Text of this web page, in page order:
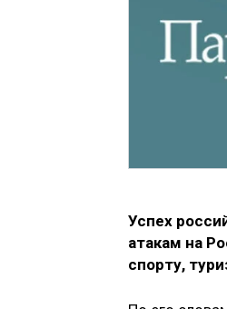
Успех
атакам на
спорту,